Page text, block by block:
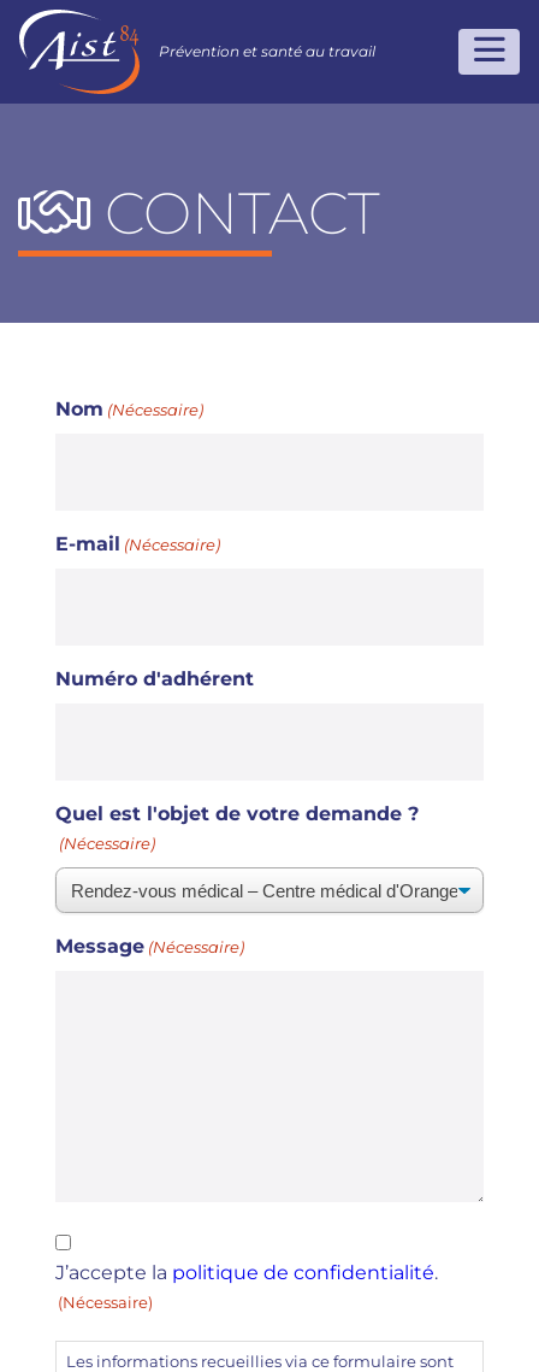
Prévention et santé au travail
CONTACT
Nom (Nécessaire)
E-mail (Nécessaire)
Numéro d'adhérent
Quel est l'objet de votre demande ?
(Nécessaire)
Message (Nécessaire)
RGPD
(Nécessaire)
J’accepte la politique de confidentialité.
(Nécessaire)
Les informations recueillies via ce formulaire sont